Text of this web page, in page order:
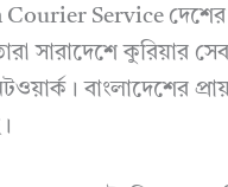
Courier Service
সারাদেশে কুরিয়ার
বাংলাদেশের